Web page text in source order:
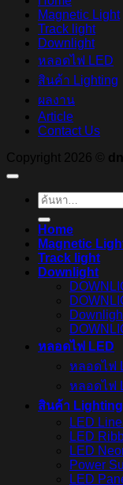
Magnetic Light
Track light
Downlight
หลอดไฟ LED
สินค้า Lighting
ผลงาน
Article
Contact Us
Copyright 2026 ©
ค้นหา:
Home
Magnetic
Track light
Downlight
หลอดไฟ LED
หลอดไฟ
หลอดไฟ
สินค้า Lighting
LED
LED
LED
Power
LED